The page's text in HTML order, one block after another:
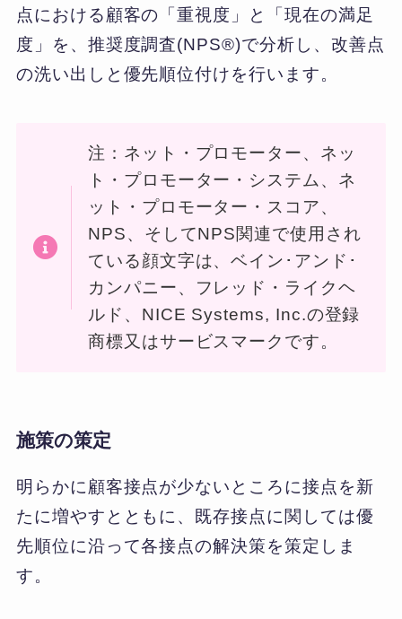
点における顧客の「重視度」と「現在の満足
度」を、推奨度調査(NPS®)で分析し、改善点
の洗い出しと優先順位付けを行います。
注：ネット・プロモーター、ネッ
ト・プロモーター・システム、ネ
ット・プロモーター・スコア、
NPS、そしてNPS関連で使用され
ている顔文字は、ベイン･アンド･
カンパニー、フレッド・ライクヘ
ルド、NICE Systems, Inc.の登録
商標又はサービスマークです。
施策の策定
明らかに顧客接点が少ないところに接点を新
たに増やすとともに、既存接点に関しては優
先順位に沿って各接点の解決策を策定しま
す。